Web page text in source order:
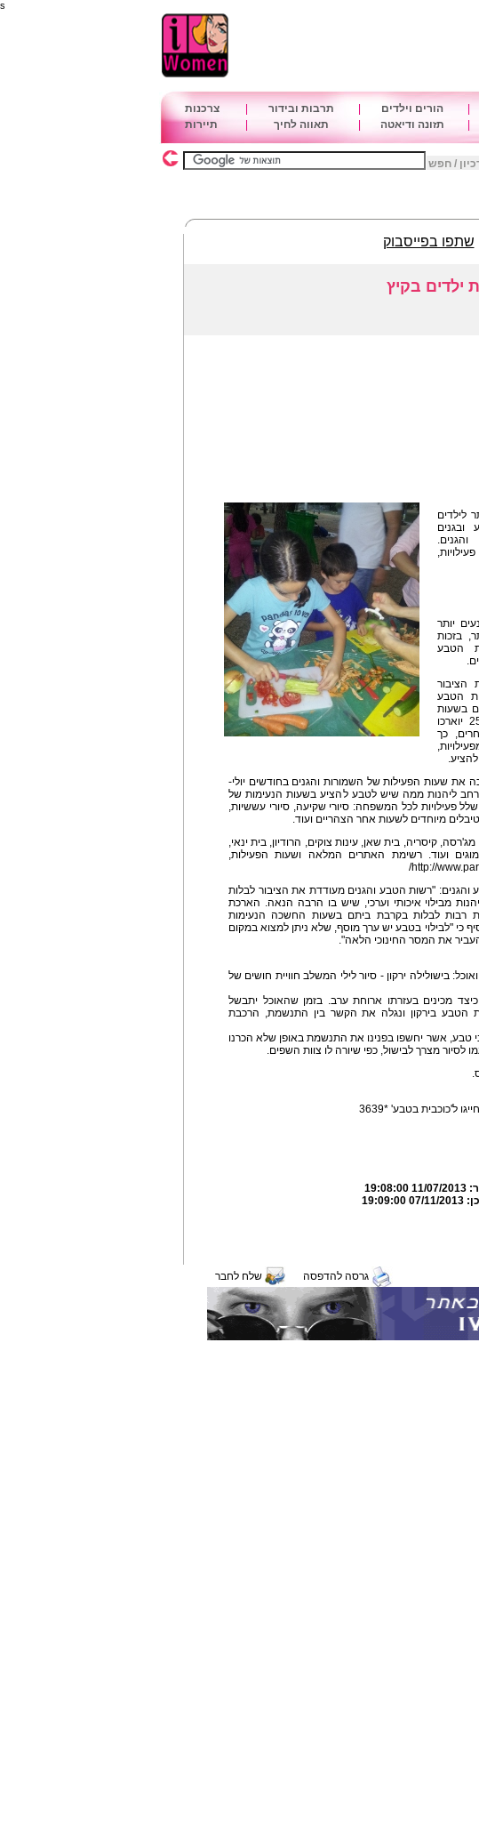
s
הורים וילדים תרבות ובידור
צרכנות
תזונה ודיאטה תאווה לחיך תיירות
/ חפש
שתפו בפייסבוק
ילדים בקיץ
לילדים
יותר
בזכות
הטבע
הציבור
הטבע
בשעות
הערב. לאורך כל יולי ועד ה- 25.8 יוארכו
כך
את שעות הפעילות של השמורות והגנים בחודשים יולי-
ליהנות ממה שיש לטבע להציע בשעות הנעימות של
פעילויות לכל המשפחה: סיורי שקיעה, סיורי עששיות,
מיוחדים לשעות אחר הצהריים ועוד.
קיסריה, בית שאן, עינות צוקים, הרודיון, בית ינאי,
ועוד. רשימת האתרים המלאה ושעות הפעילות,
והגנים: "רשות הטבע והגנים מעודדת את הציבור לבלות
מבילוי איכותי וערכי, שיש בו הרבה הנאה. הארכת
רבות לבלות בקרבת ביתם בשעות החשכה הנעימות
כי "לבילוי בטבע יש ערך מוסף, שלא ניתן למצוא במקום
את המסר החינוכי הלאה".
בישולילה ירקון - סיור לילי המשלב חוויית חושים של
מכינים בעזרתו ארוחת ערב. בזמן שהאוכל יתבשל
הטבע בירקון ונגלה את הקשר בין התנשמת, הרכבת
טבע, אשר יחשפו בפנינו את התנשמת באופן שלא הכרנו
מצרך לבישול, כפי שיורה לו צוות השפים.
ל'כוכבית בטבע' *3639
11/07/2013 19:08:00
07/11/2013 19:09:00
גרסה להדפסה שלח לחבר